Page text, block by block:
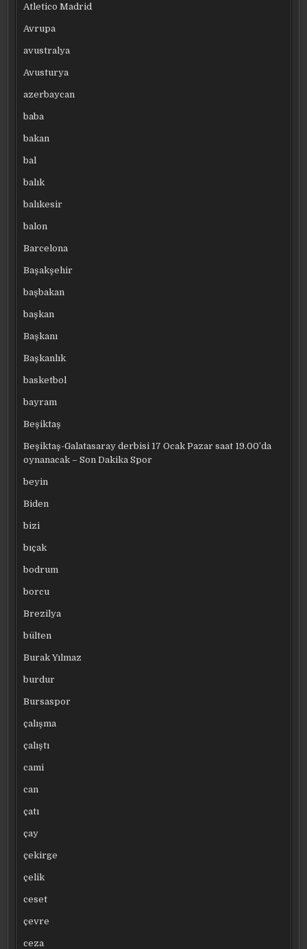
Atletico Madrid
Avrupa
avustralya
Avusturya
azerbaycan
baba
bakan
bal
balık
balıkesir
balon
Barcelona
Başakşehir
başbakan
başkan
Başkanı
Başkanlık
basketbol
bayram
Beşiktaş
Beşiktaş-Galatasaray derbisi 17 Ocak Pazar saat 19.00’da
oynanacak – Son Dakika Spor
beyin
Biden
bizi
bıçak
bodrum
borcu
Brezilya
bülten
Burak Yılmaz
burdur
Bursaspor
çalışma
çalıştı
cami
can
çatı
çay
çekirge
çelik
ceset
çevre
ceza